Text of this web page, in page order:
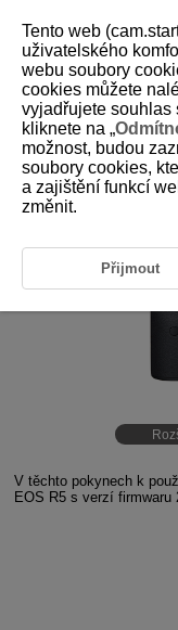
D090-001
V těchto pokynech k
EOS R5s verzí firmwaru
Tento web
uživatelského
webu soubory
cookies můžete
vyjadřujete souhlas
kliknete na „
možnost, budou
soubory cookies,
a zajištění funkcí
změnit.
Přijmout